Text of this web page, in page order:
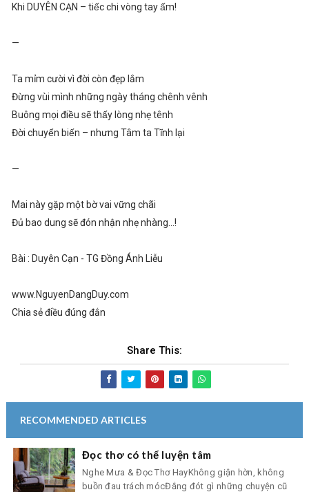
Khi DUYÊN CẠN – tiếc chi vòng tay ấm!
—
Ta mỉm cười vì đời còn đẹp lắm
Đừng vùi mình những ngày tháng chênh vênh
Buông mọi điều sẽ thấy lòng nhẹ tênh
Đời chuyển biến – nhưng Tâm ta Tĩnh lại
—
Mai này gặp một bờ vai vững chãi
Đủ bao dung sẽ đón nhận nhẹ nhàng…!
Bài : Duyên Cạn - TG Đồng Ánh Liễu
www.NguyenDangDuy.com
Chia sẻ điều đúng đắn
Share This:
RECOMMENDED ARTICLES
Đọc thơ có thể luyện tâm
Nghe Mưa & Đọc Thơ HayKhông giận hờn, không
buồn đau trách mócĐắng đót gì những chuyện cũ